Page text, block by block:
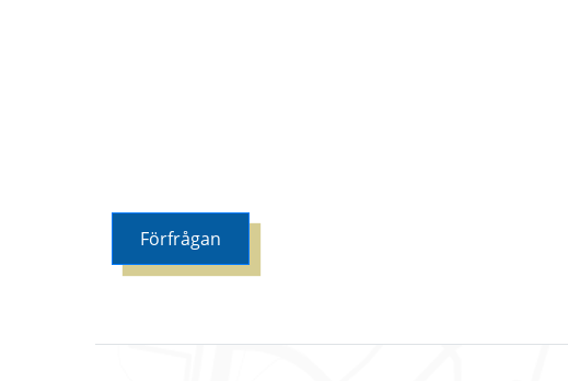
Förfrågan